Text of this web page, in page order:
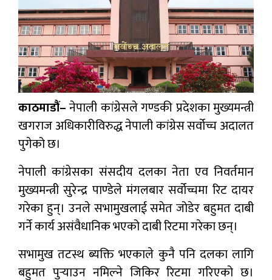
काठमाडौं–नेपाली कांग्रेसले गण्डकी प्रदेशका मुख्यमन्त्री
खगराज अधिकारीविरुद्ध नेपाली कांग्रेस सर्वोच्च अदालत
पुगेको छ।
नेपाली कांग्रेसका स‌ंसदीय दलका नेता एव निवर्तमान
मुख्यमन्त्री सुरेन्द्र पाण्डेले मंगलबार सर्वोच्चमा रिट दायर
गरेका हुन्। उनले सभामुखलाई समेत जोडेर बहुमत दाबी
गर्ने कार्य असंवैधानिक भएको दाबी रिटमा गरेका छन्।
सभामुख तटस्थ ब्यक्ति भएकाले कुनै पनि दलका लागि
बहुमत पुर्‍याउन नमिल्ने जिकिर रिटमा गरिएको छ।